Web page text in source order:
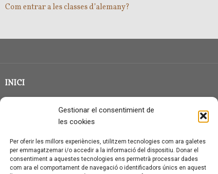
Gestionar el consentimient de
les cookies
Per oferir les millors experiències, utilitzem tecnologies com ara galetes
per emmagatzemar i/o accedir a la informació del dispositiu. Donar el
consentiment a aquestes tecnologies ens permetrà processar dades
com ara el comportament de navegació o identificadors únics en aquest
Com entrar a les classes d’alemany?
INICI
CLASSE EN GRUP
QUI SOC?
CONTACTE